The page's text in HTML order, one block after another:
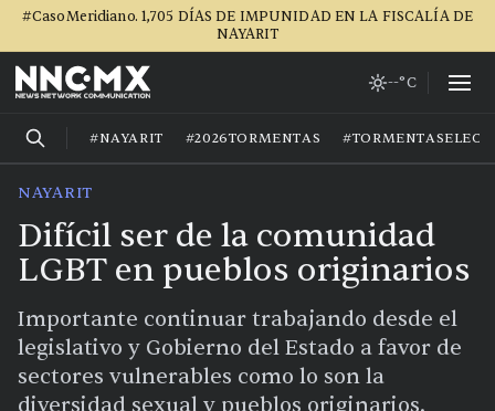
#CasoMeridiano. 1,705 DÍAS DE IMPUNIDAD EN LA FISCALÍA DE
NAYARIT
--°C
#NAYARIT #2026TORMENTAS
NAYARIT
Difícil ser de la comunidad
LGBT en pueblos originarios
Importante continuar trabajando desde el
legislativo y Gobierno del Estado a favor de
sectores vulnerables como lo son la
diversidad sexual y pueblos originarios.